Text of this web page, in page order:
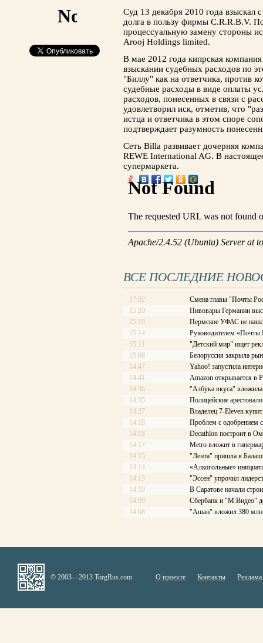
Суд 13 декабря 2010 года взыскал
долга в пользу фирмы C.R.R.B.V.
процессуальную замену стороны
Arooj Holdings limited.
В мае 2012 года кипрская
взыскании судебных расходов по
"Биллу" как на ответчика, против
судебные расходы в виде оплаты
расходов, понесенных в связи с
удовлетворил иск, отметив, что
истца и ответчика в этом споре
подтверждает разумность
Сеть Billa развивает дочерняя
REWE International AG. В
супермаркета.
ВСЕ ПОСЛЕДНИЕ
17:02
Смена главы "Почты
15:20
Пивовары Германии
15:19
Пермское УФАС не
15:14
Руководителем «Почты
15:11
"Детский мир" ищет
15:08
Белоруссия закрыла
14:47
Yahoo! запустила
14:41
Amazon открывается в
14:36
"Азбука вкуса"
14:35
Полицейские
14:27
Владелец 7-Eleven
14:19
Проблем с одобрением
14:18
Decathlon построит в
14:17
Меtrо вложит в
14:15
"Лента" пришла в
14:14
«Алкогольные»
14:13
"Эссен" упрочил
14:10
В Саратове начали
14:09
Сбербанк и "М.Видео"
14:08
"Ашан" вложил 380 млн
© 2003—2013 TorgRus.com О проекте Контакты Реклама